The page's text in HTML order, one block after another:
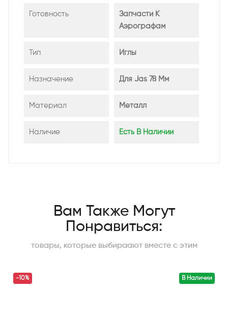
Готовность
Запчасти К
Аэрографам
Тип Иглы
Назначение Для Jas 78 Мм
Материал Металл
Наличие Есть В Наличии
Вам Также Могут
Понравиться:
товары, которые выбираают вместе с этим
В Наличии
-10%